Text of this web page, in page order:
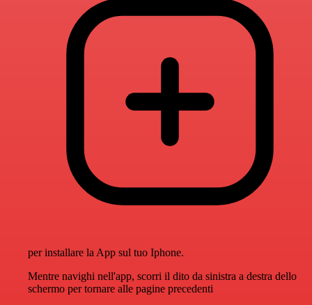
per installare la App sul tuo Iphone.
Mentre navighi nell'app, scorri il dito da sinistra a destra dello
schermo per tornare alle pagine precedenti